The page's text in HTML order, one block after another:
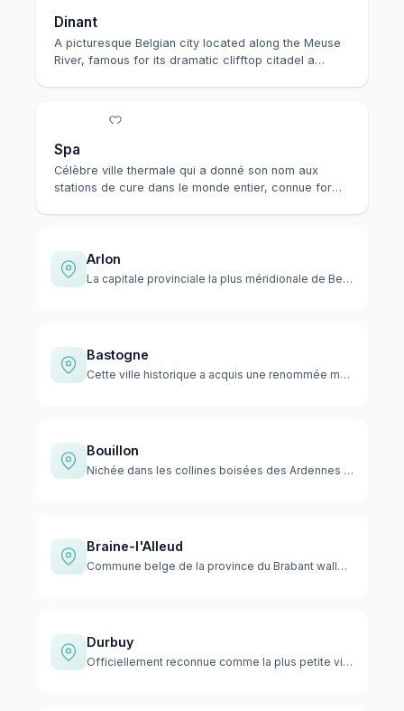
Dinant
A picturesque Belgian city located along the Meuse
River, famous for its dramatic clifftop citadel a…
Spa
Célèbre ville thermale qui a donné son nom aux
stations de cure dans le monde entier, connue for
Arlon
La capitale provinciale la plus méridionale de Belgique offr…
Bastogne
Cette ville historique a acquis une renommée mondiale comme …
Bouillon
Nichée dans les collines boisées des Ardennes belges, Bouill…
Braine-l'Alleud
Commune belge de la province du Brabant wallon, historiqueme…
Durbuy
Officiellement reconnue comme la plus petite ville du monde,…